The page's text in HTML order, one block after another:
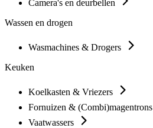
Camera's en deurbellen
Wassen en drogen
Wasmachines & Drogers
Keuken
Koelkasten & Vriezers
Fornuizen & (Combi)magentrons
Vaatwassers